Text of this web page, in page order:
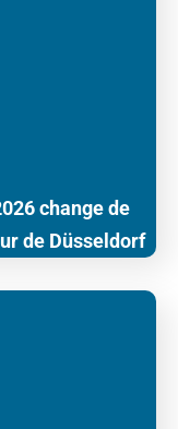
change de
de Düsseldorf